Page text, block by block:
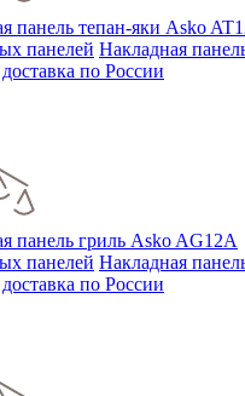
панелей Накладная
по России
панелей Накладная
по России